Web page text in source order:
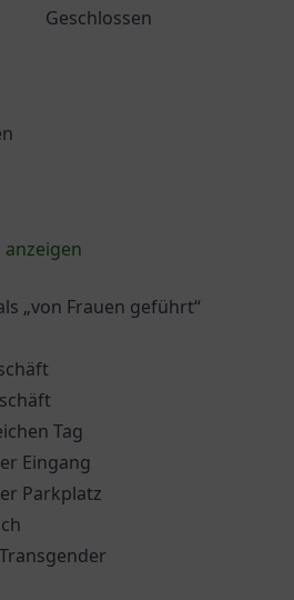
Geschlossen
anzeigen
„von Frauen geführt“
Tag
Eingang
Parkplatz